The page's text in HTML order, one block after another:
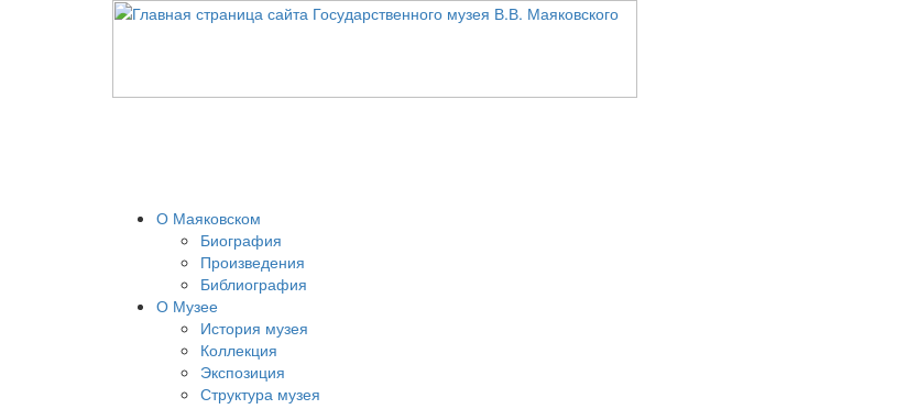
О Маяковском
Биография
Произведения
Библиография
О Музее
История музея
Коллекция
Экспозиция
Структура музея